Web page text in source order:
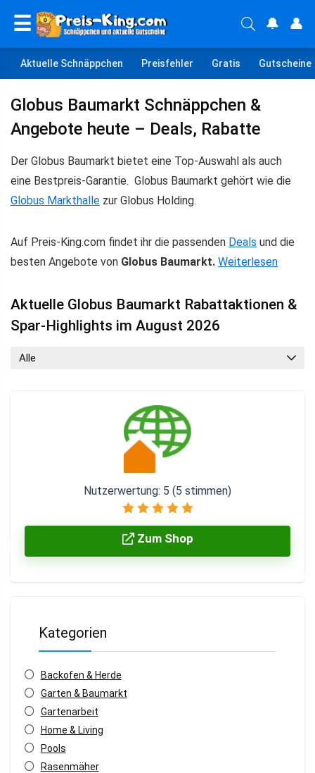
☰ 🔔 👤
Aktuelle Schnäppchen Preisfehler Gratis Gutscheine
Globus Baumarkt Schnäppchen &
Angebote heute – Deals, Rabatte
Der Globus Baumarkt bietet eine Top-Auswahl als auch
eine Bestpreis-Garantie. Globus Baumarkt gehört wie die
Globus Markthalle zur Globus Holding.
Auf Preis-King.com findet ihr die passenden Deals und die
besten Angebote von Globus Baumarkt. Weiterlesen
Aktuelle Globus Baumarkt Rabattaktionen &
Spar-Highlights im August 2026
Alle
Nutzerwertung: 5 (5 stimmen)
Zum Shop
Kategorien
Backofen & Herde
Garten & Baumarkt
Gartenarbeit
Home & Living
Pools
Rasenmäher